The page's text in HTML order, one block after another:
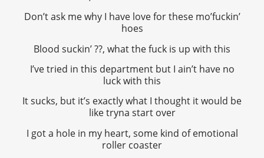
Don’t ask me why I have love for these mo’fuckin’
hoes
Blood suckin’ ??, what the fuck is up with this
I’ve tried in this department but I ain’t have no
luck with this
It sucks, but it’s exactly what I thought it would be
like tryna start over
I got a hole in my heart, some kind of emotional
roller coaster